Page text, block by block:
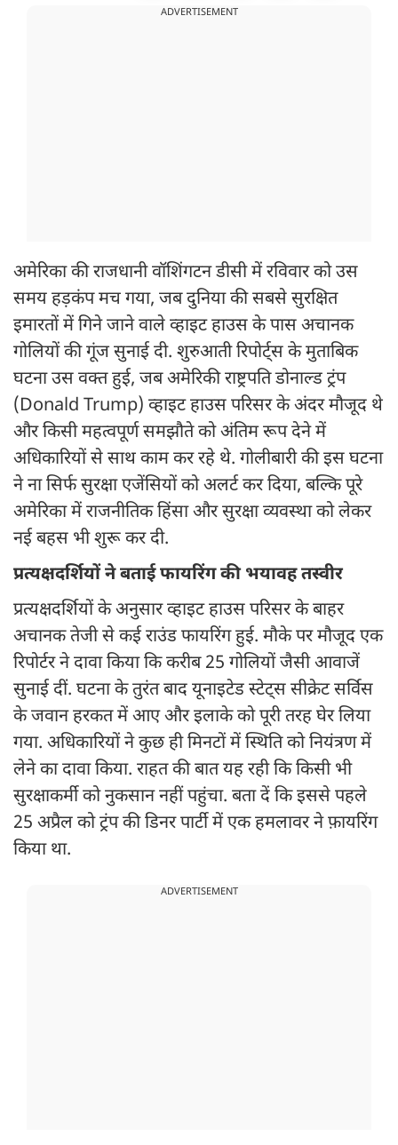
ADVERTISEMENT
अमेरिका की राजधानी वॉशिंगटन डीसी में रविवार को उस
समय हड़कंप मच गया, जब दुनिया की सबसे सुरक्षित
इमारतों में गिने जाने वाले व्हाइट हाउस के पास अचानक
गोलियों की गूंज सुनाई दी. शुरुआती रिपोर्ट्स के मुताबिक
घटना उस वक्त हुई, जब अमेरिकी राष्ट्रपति डोनाल्ड ट्रंप
(Donald Trump) व्हाइट हाउस परिसर के अंदर मौजूद थे
और किसी महत्वपूर्ण समझौते को अंतिम रूप देने में
अधिकारियों से साथ काम कर रहे थे. गोलीबारी की इस घटना
ने ना सिर्फ सुरक्षा एजेंसियों को अलर्ट कर दिया, बल्कि पूरे
अमेरिका में राजनीतिक हिंसा और सुरक्षा व्यवस्था को लेकर
नई बहस भी शुरू कर दी.
प्रत्यक्षदर्शियों ने बताई फायरिंग की भयावह तस्वीर
प्रत्यक्षदर्शियों के अनुसार व्हाइट हाउस परिसर के बाहर
अचानक तेजी से कई राउंड फायरिंग हुई. मौके पर मौजूद एक
रिपोर्टर ने दावा किया कि करीब 25 गोलियों जैसी आवाजें
सुनाई दीं. घटना के तुरंत बाद यूनाइटेड स्टेट्स सीक्रेट सर्विस
के जवान हरकत में आए और इलाके को पूरी तरह घेर लिया
गया. अधिकारियों ने कुछ ही मिनटों में स्थिति को नियंत्रण में
लेने का दावा किया. राहत की बात यह रही कि किसी भी
सुरक्षाकर्मी को नुकसान नहीं पहुंचा. बता दें कि इससे पहले
25 अप्रैल को ट्रंप की डिनर पार्टी में एक हमलावर ने फ़ायरिंग
किया था.
ADVERTISEMENT